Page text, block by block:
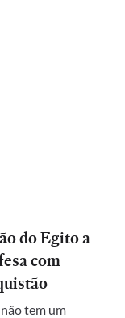
do Egito a
com
tem um